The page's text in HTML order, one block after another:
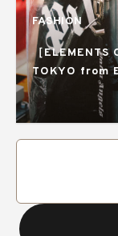
FASHION
［ELEMENTS
TOKYO from